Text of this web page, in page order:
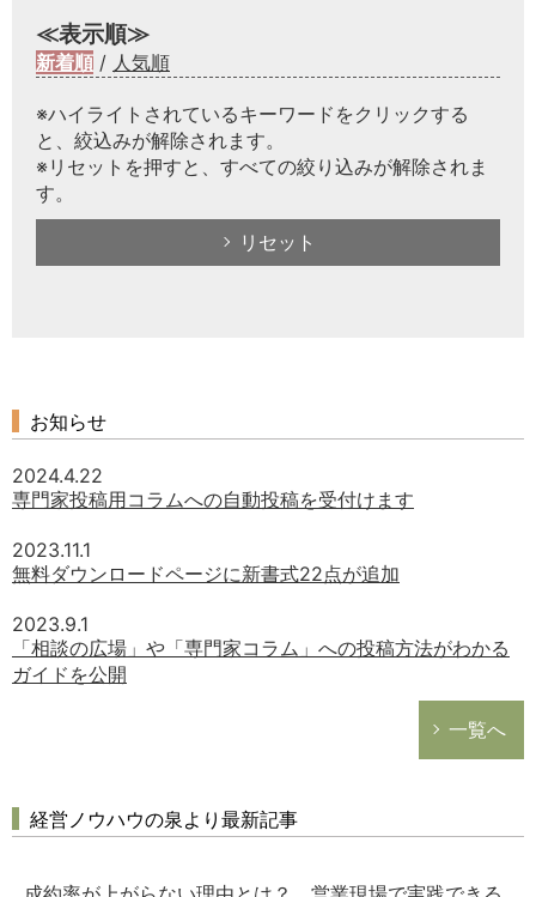
≪表示順≫
新着順 / 人気順
※ハイライトされているキーワードをクリックする
と、絞込みが解除されます。
※リセットを押すと、すべての絞り込みが解除されま
す。
リセット
お知らせ
2024.4.22
専門家投稿用コラムへの自動投稿を受付けます
2023.11.1
無料ダウンロードページに新書式22点が追加
2023.9.1
「相談の広場」や「専門家コラム」への投稿方法がわかる
ガイドを公開
一覧へ
経営ノウハウの泉より最新記事